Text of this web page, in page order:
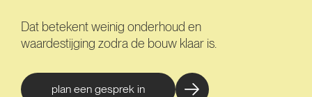
Dat betekent weinig onderhoud en
waardestijging zodra de bouw klaar is.
plan een gesprek in